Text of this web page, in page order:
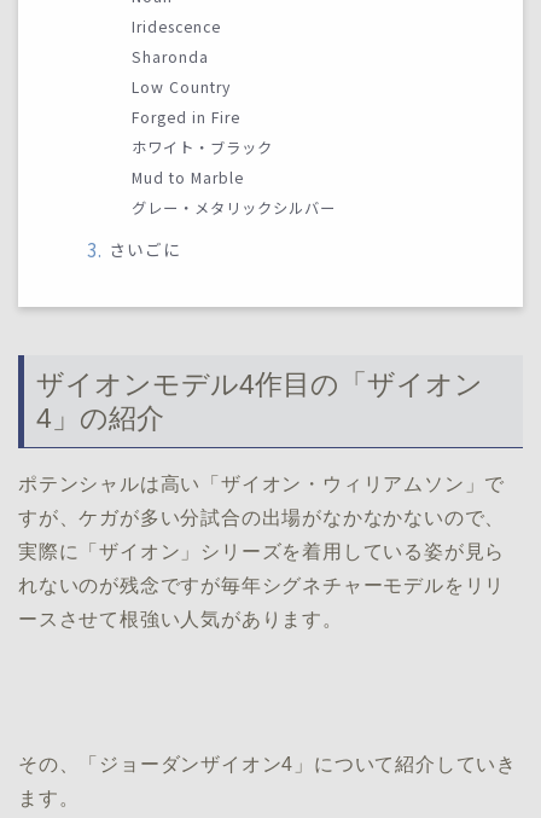
Iridescence
Sharonda
Low Country
Forged in Fire
ホワイト・ブラック
Mud to Marble
グレー・メタリックシルバー
さいごに
ザイオンモデル4作目の「ザイオン
4」の紹介
ポテンシャルは高い「ザイオン・ウィリアムソン」で
すが、ケガが多い分試合の出場がなかなかないので、
実際に「ザイオン」シリーズを着用している姿が見ら
れないのが残念ですが毎年シグネチャーモデルをリリ
ースさせて根強い人気があります。
その、「ジョーダンザイオン4」について紹介していき
ます。